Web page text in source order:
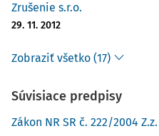
Zrušenie s.r.o.
29. 11. 2012
Zobraziť všetko (17)
Súvisiace predpisy
Zákon NR SR č. 222/2004